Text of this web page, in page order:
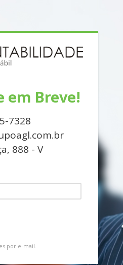
em Breve!
7328
888 - V
por e-mail.